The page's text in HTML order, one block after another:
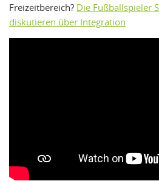
Freizeitbereich? Die Fußballspieler
diskutieren über Integration